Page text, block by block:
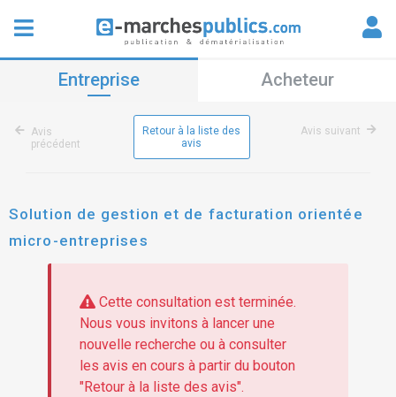
Entreprise Acheteur
Avis
précédent
Retour à la liste des
avis
Avis suivant
Solution de gestion et de facturation orientée
micro-entreprises
Cette consultation est terminée.
Nous vous invitons à lancer une
nouvelle recherche ou à consulter
les avis en cours à partir du bouton
"Retour à la liste des avis".